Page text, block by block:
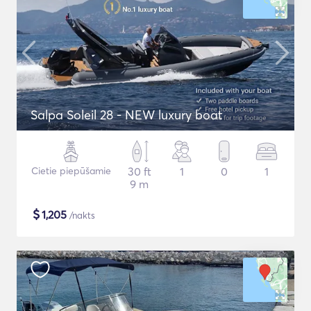
Salpa Soleil 28 - NEW luxury boat
Cietie piepūšamie
30 ft
9 m
1 0 1
$1,205 /nakts